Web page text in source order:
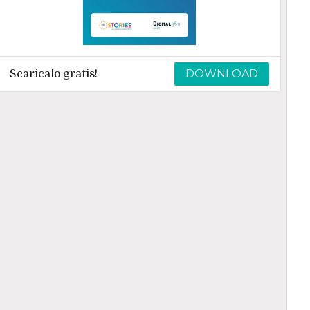
Scaricalo gratis! DOWNLOAD